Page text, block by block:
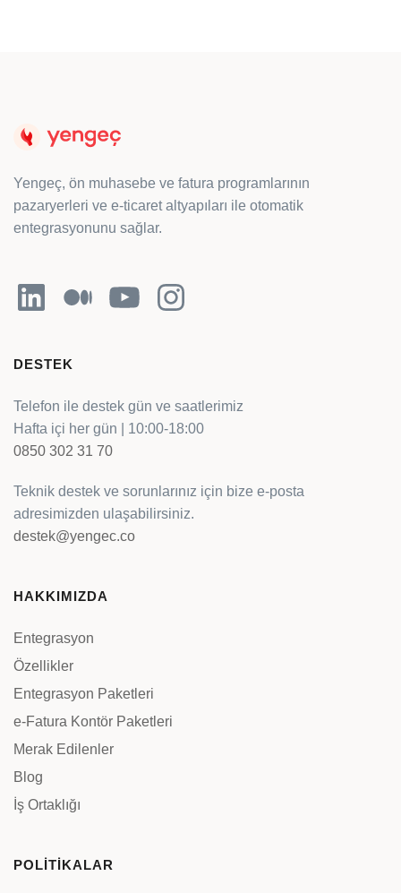
Yengeç, ön muhasebe ve fatura programlarının
pazaryerleri ve e-ticaret altyapıları ile otomatik
entegrasyonunu sağlar.
LinkedInOrta YouTubeInstagram
DESTEK
Telefon ile destek gün ve saatlerimiz
Hafta içi her gün | 10:00-18:00
0850 302 31 70
Teknik destek ve sorunlarınız için bize e-posta
adresimizden ulaşabilirsiniz.
destek@yengec.co
HAKKIMIZDA
Entegrasyon
Özellikler
Entegrasyon Paketleri
e-Fatura Kontör Paketleri
Merak Edilenler
Blog
İş Ortaklığı
POLİTİKALAR